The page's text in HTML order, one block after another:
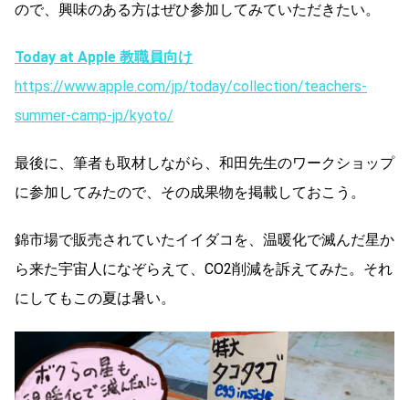
ので、興味のある方はぜひ参加してみていただきたい。
Today at Apple 教職員向け
https://www.apple.com/jp/today/collection/teachers-
summer-camp-jp/kyoto/
最後に、筆者も取材しながら、和田先生のワークショップ
に参加してみたので、その成果物を掲載しておこう。
錦市場で販売されていたイイダコを、温暖化で滅んだ星か
ら来た宇宙人になぞらえて、CO2削減を訴えてみた。それ
にしてもこの夏は暑い。